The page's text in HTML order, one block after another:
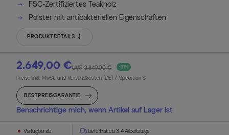
FSC-Zertifiziertes Teakholz
Polster mit antibakteriellen Eigenschaften
PRODUKTDETAILS
2.649,00 € -31%
UVP 3.849,00 €
Preise inkl. MwSt. und Versandkosten (DE) / Spedition S
BESTPREISGARANTIE
Benachrichtige mich, wenn Artikel auf Lager ist
Verfügbar ab
Lieferfrist ca. 3-4 Arbeitstage